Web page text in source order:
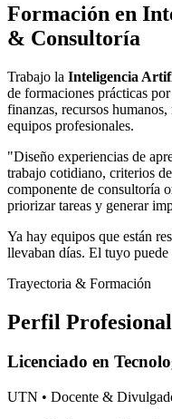
Formación en
& Consultoría
Trabajo la Inteligencia
de formaciones prácticas
finanzas, recursos
equipos profesionales.
"Diseño experiencias de
trabajo cotidiano, criterios
componente de consultoría
priorizar tareas y generar
Ya hay equipos que están
llevaban días. El tuyo
Trayectoria & Formación
Perfil Profesional
Licenciado en
UTN • Docente &